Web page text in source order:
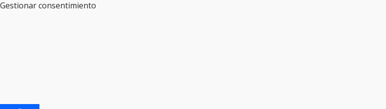
Gestionar consentimiento